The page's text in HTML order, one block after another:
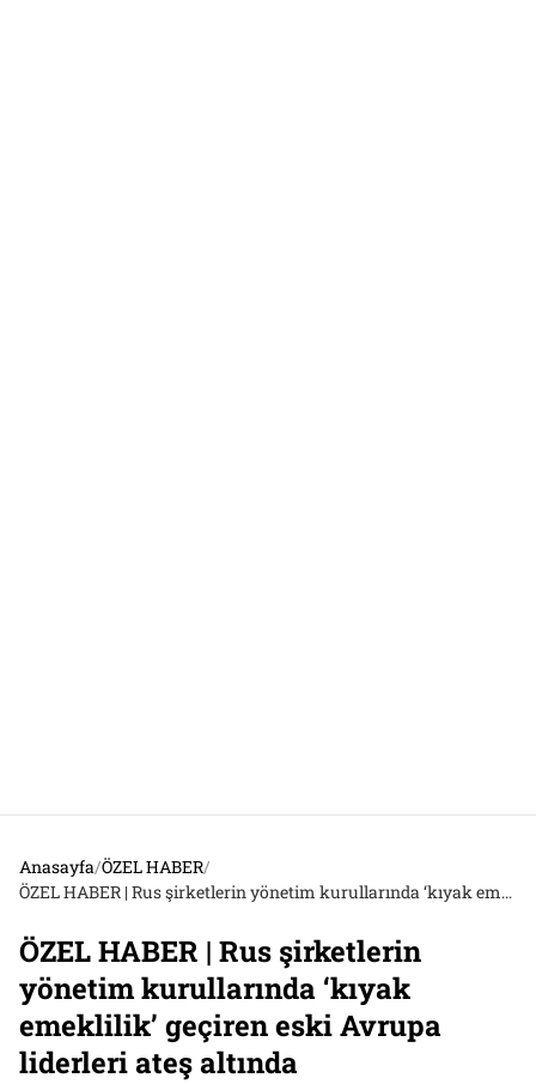
Anasayfa/ÖZEL HABER/
ÖZEL HABER | Rus şirketlerin yönetim kurullarında ‘kıyak emeklilik’ geçiren eski Avrupa liderleri ateş altında
ÖZEL HABER | Rus şirketlerin
yönetim kurullarında ‘kıyak
emeklilik’ geçiren eski Avrupa
liderleri ateş altında